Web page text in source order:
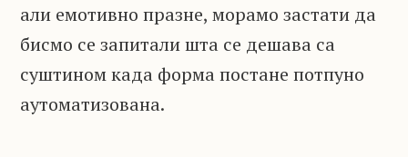
али емотивно празне, морамо застати да
бисмо се запитали шта се дешава са
суштином када форма постане потпуно
аутоматизована.